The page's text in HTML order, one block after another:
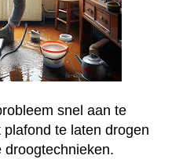
snel aan te
te laten drogen
droogtechnieken.